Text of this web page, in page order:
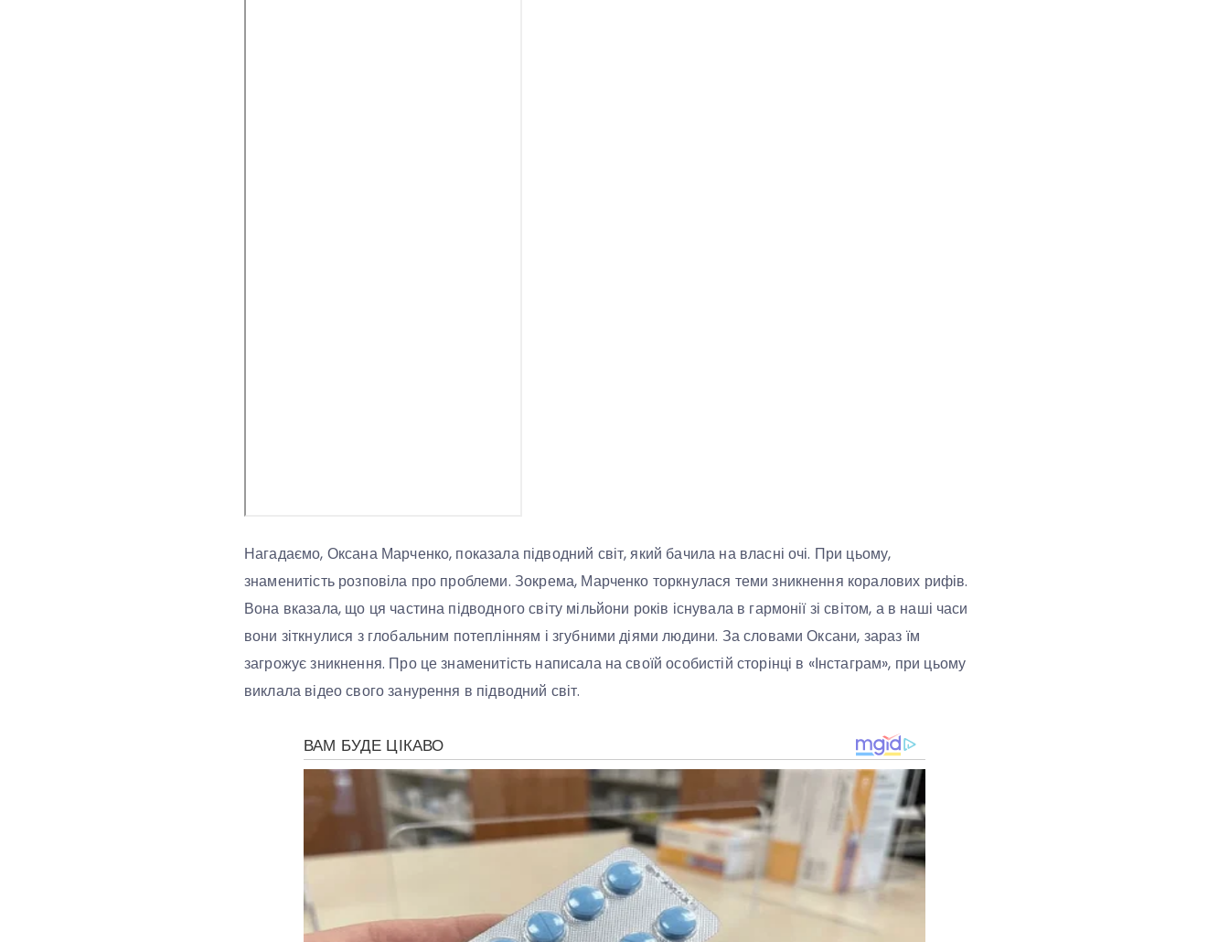
Нагадаємо, Оксана Марченко, показала підводний світ, який бачила на власні очі. При цьому,
знаменитість розповіла про проблеми. Зокрема, Марченко торкнулася теми зникнення коралових рифів.
Вона вказала, що ця частина підводного світу мільйони років існувала в гармонії зі світом, а в наші часи
вони зіткнулися з глобальним потеплінням і згубними діями людини. За словами Оксани, зараз їм
загрожує зникнення. Про це знаменитість написала на своїй особистій сторінці в «Інстаграм», при цьому
виклала відео свого занурення в підводний світ.